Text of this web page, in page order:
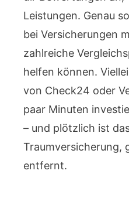
Leistungen. Genau
bei Versicherungen
zahlreiche
helfen können.
von Check24 oder
paar Minuten
– und plötzlich ist
Traumversicherung,
entfernt.